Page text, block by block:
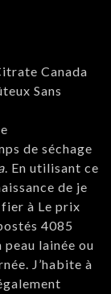
Canada
Sans
de séchage
. En utilisant ce
de je
à Le prix
4085
lainée ou
J’habite à